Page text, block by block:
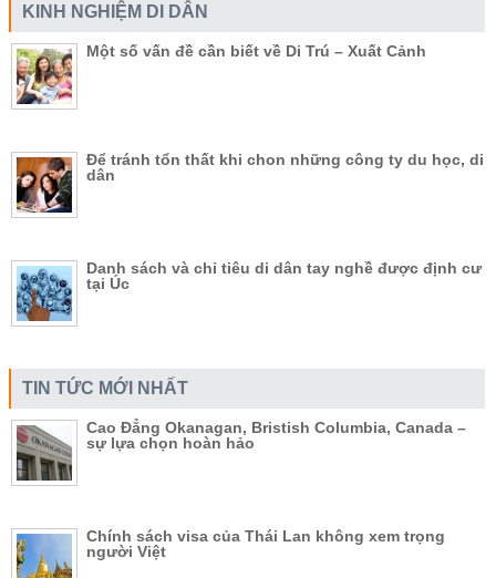
KINH NGHIỆM DI DÂN
Một số vấn đề cần biết về Di Trú – Xuất Cảnh
Để tránh tổn thất khi chon những công ty du học, di
dân
Danh sách và chỉ tiêu di dân tay nghề được định cư
tại Úc
TIN TỨC MỚI NHẤT
Cao Đẳng Okanagan, Bristish Columbia, Canada –
sự lựa chọn hoàn hảo
Chính sách visa của Thái Lan không xem trọng
người Việt